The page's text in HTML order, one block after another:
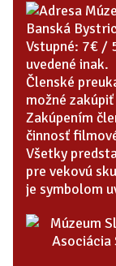
Banská
Vstupné: 7€ /
uvedené inak.
Členské
možné
Zakúpením
činnosť
Všetky
pre vekovú
je symbolom